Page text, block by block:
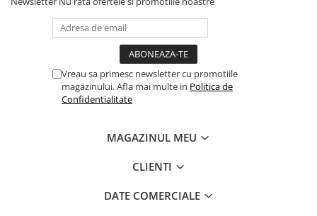
Vreau sa primesc newsletter cu promotiile
magazinului. Afla mai multe in Politica de
Confidentialitate
MAGAZINUL MEU
CLIENTI
DATE COMERCIALE